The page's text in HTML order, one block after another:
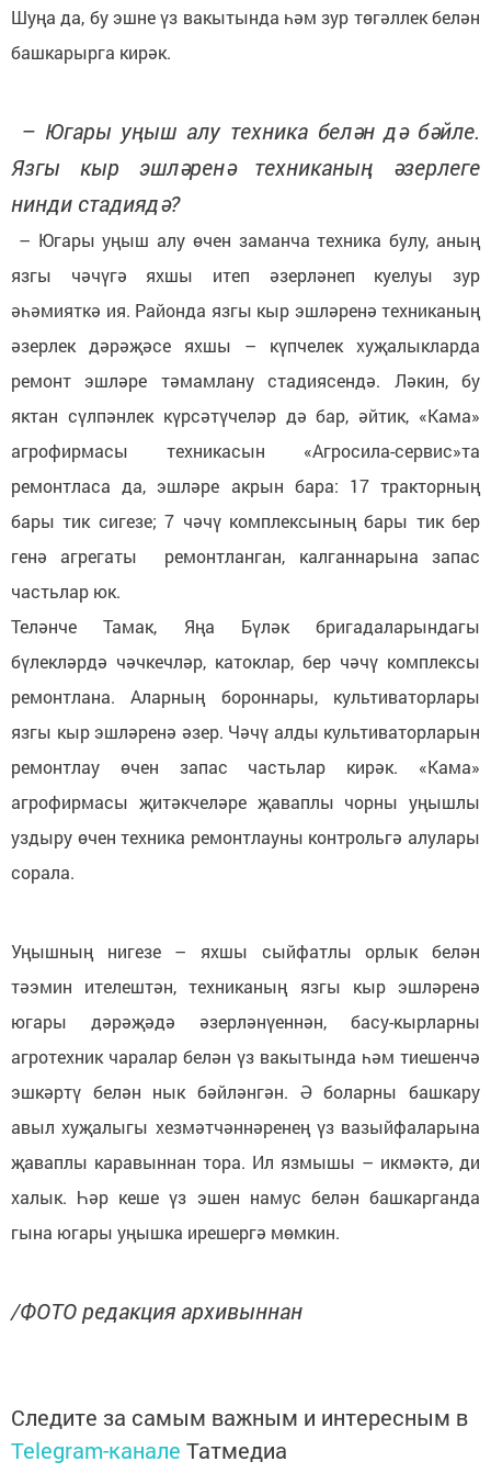
Шуңа да, бу эшне үз вакытында һәм зур төгәллек белән
башкарырга кирәк.
– Югары уңыш алу техника белән дә бәйле.
Язгы кыр эшләренә техниканың әзерлеге
нинди стадиядә?
– Югары уңыш алу өчен заманча техника булу, аның
язгы чәчүгә яхшы итеп әзерләнеп куелуы зур
әһәмияткә ия. Районда язгы кыр эшләренә техниканың
әзерлек дәрәҗәсе яхшы – күпчелек хуҗалыкларда
ремонт эшләре тәмамлану стадиясендә. Ләкин, бу
яктан сүлпәнлек күрсәтүчеләр дә бар, әйтик, «Кама»
агрофирмасы техникасын «Агросила-сервис»та
ремонтласа да, эшләре акрын бара: 17 тракторның
бары тик сигезе; 7 чәчү комплексының бары тик бер
генә агрегаты ремонтланган, калганнарына запас
частьлар юк.
Теләнче Тамак, Яңа Бүләк бригадаларындагы
бүлекләрдә чәчкечләр, катоклар, бер чәчү комплексы
ремонтлана. Аларның бороннары, культиваторлары
язгы кыр эшләренә әзер. Чәчү алды культиваторларын
ремонтлау өчен запас частьлар кирәк. «Кама»
агрофирмасы җитәкчеләре җаваплы чорны уңышлы
уздыру өчен техника ремонтлауны контрольгә алулары
сорала.
Уңышның нигезе – яхшы сыйфатлы орлык белән
тәэмин ителештән, техниканың язгы кыр эшләренә
югары дәрәҗәдә әзерләнүеннән, басу-кырларны
агротехник чаралар белән үз вакытында һәм тиешенчә
эшкәртү белән нык бәйләнгән. Ә боларны башкару
авыл хуҗалыгы хезмәтчәннәренең үз вазыйфаларына
җаваплы каравыннан тора. Ил язмышы – икмәктә, ди
халык. Һәр кеше үз эшен намус белән башкарганда
гына югары уңышка ирешергә мөмкин.
/ФОТО редакция архивыннан
Следите за самым важным и интересным в
Telegram-канале Татмедиа